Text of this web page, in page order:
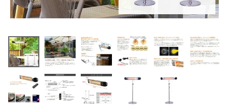
コンフォー クレス
スタンド設置モデ
ル横向取付
HEAT-A
(税込)
FAX注文はこちらから
カテゴリーから選ぶ